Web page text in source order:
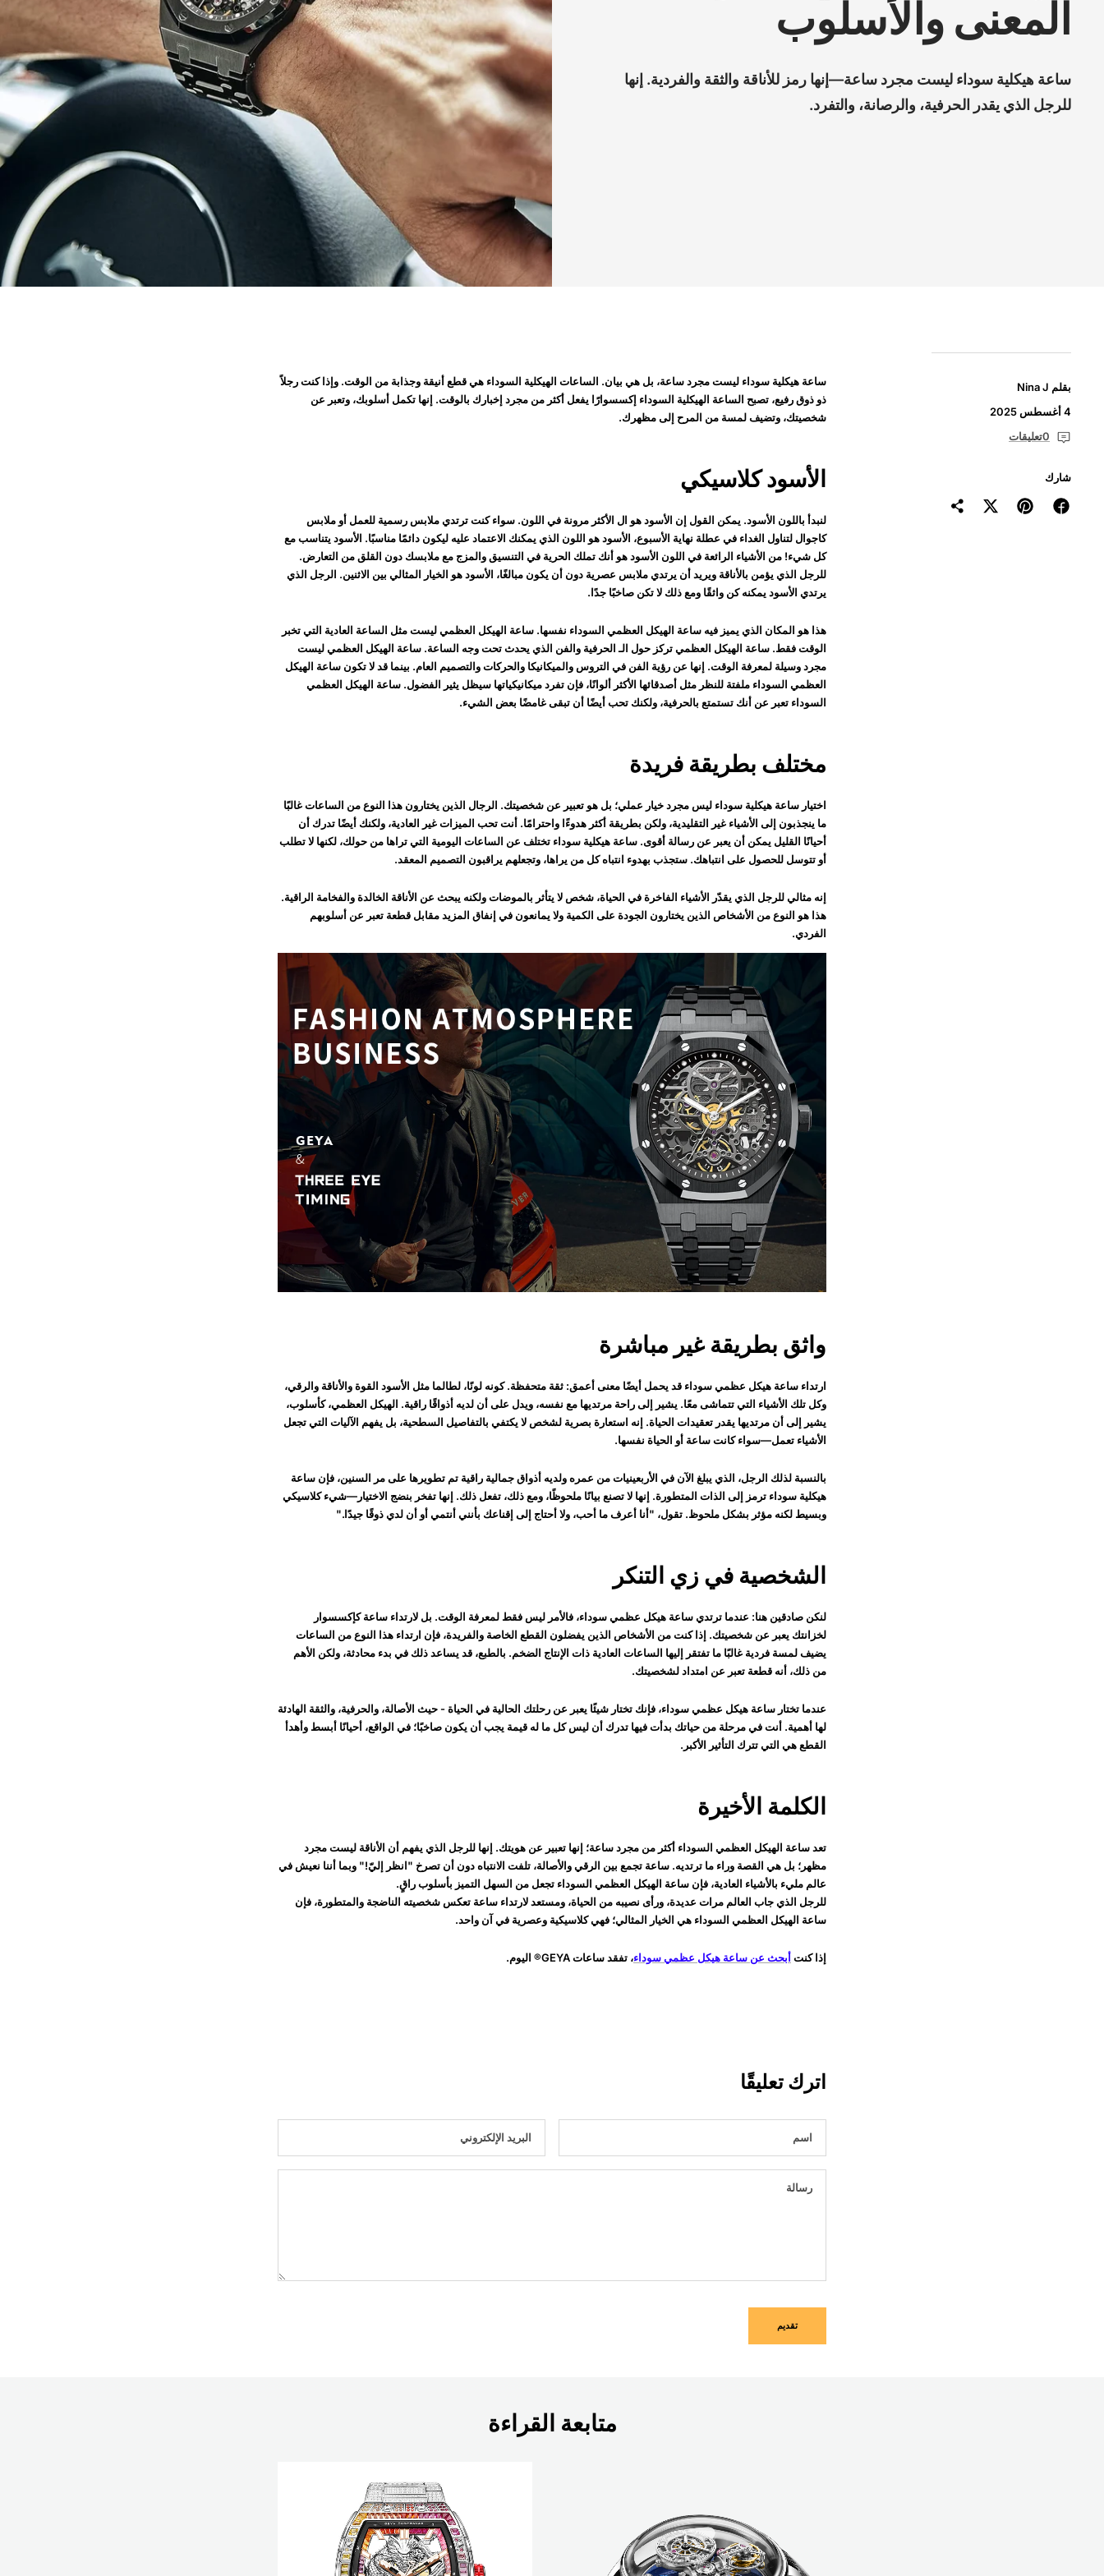
المعنى والأسلوب
ساعة هيكلية سوداء ليست مجرد ساعة—إنها رمز للأناقة والثقة والفردية. إنها
للرجل الذي يقدر الحرفية، والرصانة، والتفرد.
بقلم Nina J
4 أغسطس 2025
0تعليقات
شارك
ساعة هيكلية سوداء ليست مجرد ساعة، بل هي بيان. الساعات الهيكلية السوداء هي قطع أنيقة وجذابة من الوقت. وإذا كنت رجلاً
ذو ذوق رفيع، تصبح الساعة الهيكلية السوداء إكسسوارًا يفعل أكثر من مجرد إخبارك بالوقت. إنها تكمل أسلوبك، وتعبر عن
شخصيتك، وتضيف لمسة من المرح إلى مظهرك.
الأسود كلاسيكي
لنبدأ باللون الأسود. يمكن القول إن الأسود هو ال الأكثر مرونة في اللون. سواء كنت ترتدي ملابس رسمية للعمل أو ملابس
كاجوال لتناول الغداء في عطلة نهاية الأسبوع، الأسود هو اللون الذي يمكنك الاعتماد عليه ليكون دائمًا مناسبًا. الأسود يتناسب مع
كل شيء! من الأشياء الرائعة في اللون الأسود هو أنك تملك الحرية في التنسيق والمزج مع ملابسك دون القلق من التعارض.
للرجل الذي يؤمن بالأناقة ويريد أن يرتدي ملابس عصرية دون أن يكون مبالغًا، الأسود هو الخيار المثالي بين الاثنين. الرجل الذي
يرتدي الأسود يمكنهكن واثقًا ومع ذلك لا تكن صاخبًا جدًا.
هذا هو المكان الذي يميز فيه ساعة الهيكل العظمي السوداء نفسها. ساعة الهيكل العظمي ليست مثل الساعة العادية التي تخبر
الوقت فقط. ساعة الهيكل العظمي تركز حول الـ الحرفية والفن الذي يحدث تحت وجه الساعة. ساعة الهيكل العظمي ليست
مجرد وسيلة لمعرفة الوقت. إنها عن رؤية الفن في التروس والميكانيكا والحركات والتصميم العام. بينما قد لا تكون ساعة الهيكل
العظمي السوداء ملفتة للنظر مثل أصدقائها الأكثر ألوانًا، فإن تفرد ميكانيكياتها سيظل يثير الفضول. ساعة الهيكل العظمي
السوداء تعبر عن أنك تستمتع بالحرفية، ولكنك تحب أيضًا أن تبقى غامضًا بعض الشيء.
مختلف بطريقة فريدة
اختيار ساعة هيكلية سوداء ليس مجرد خيار عملي؛ بل هو تعبير عن شخصيتك. الرجال الذين يختارون هذا النوع من الساعات غالبًا
ما ينجذبون إلى الأشياء غير التقليدية، ولكن بطريقة أكثر هدوءًا واحترامًا. أنت تحب الميزات غير العادية، ولكنك أيضًا تدرك أن
أحيانًا القليل يمكن أن يعبر عن رسالة أقوى. ساعة هيكلية سوداء تختلف عن الساعات اليومية التي تراها من حولك، لكنها لا تطلب
أو تتوسل للحصول على انتباهك. ستجذب بهدوء انتباه كل من يراها، وتجعلهم يراقبون التصميم المعقد.
إنه مثالي للرجل الذي يقدّر الأشياء الفاخرة في الحياة، شخص لا يتأثر بالموضات ولكنه يبحث عن الأناقة الخالدة والفخامة الراقية.
هذا هو النوع من الأشخاص الذين يختارون الجودة على الكمية ولا يمانعون في إنفاق المزيد مقابل قطعة تعبر عن أسلوبهم
الفردي.
واثق بطريقة غير مباشرة
ارتداء ساعة هيكل عظمي سوداء قد يحمل أيضًا معنى أعمق: ثقة متحفظة. كونه لونًا، لطالما مثل الأسود القوة والأناقة والرقي،
وكل تلك الأشياء التي تتماشى معًا. يشير إلى راحة مرتديها مع نفسه، ويدل على أن لديه أذواقًا راقية. الهيكل العظمي، كأسلوب،
يشير إلى أن مرتديها يقدر تعقيدات الحياة. إنه استعارة بصرية لشخص لا يكتفي بالتفاصيل السطحية، بل يفهم الآليات التي تجعل
الأشياء تعمل—سواء كانت ساعة أو الحياة نفسها.
بالنسبة لذلك الرجل، الذي يبلغ الآن في الأربعينيات من عمره ولديه أذواق جمالية راقية تم تطويرها على مر السنين، فإن ساعة
هيكلية سوداء ترمز إلى الذات المتطورة. إنها لا تصنع بيانًا ملحوظًا، ومع ذلك، تفعل ذلك. إنها تفخر بنضج الاختيار—شيء كلاسيكي
وبسيط لكنه مؤثر بشكل ملحوظ. تقول، "أنا أعرف ما أحب، ولا أحتاج إلى إقناعك بأنني أنتمي أو أن لدي ذوقًا جيدًا."
الشخصية في زي التنكر
لنكن صادقين هنا: عندما ترتدي ساعة هيكل عظمي سوداء، فالأمر ليس فقط لمعرفة الوقت. بل لارتداء ساعة كإكسسوار
لخزانتك يعبر عن شخصيتك. إذا كنت من الأشخاص الذين يفضلون القطع الخاصة والفريدة، فإن ارتداء هذا النوع من الساعات
يضيف لمسة فردية غالبًا ما تفتقر إليها الساعات العادية ذات الإنتاج الضخم. بالطبع، قد يساعد ذلك في بدء محادثة، ولكن الأهم
من ذلك، أنه قطعة تعبر عن امتداد لشخصيتك.
عندما تختار ساعة هيكل عظمي سوداء، فإنك تختار شيئًا يعبر عن رحلتك الحالية في الحياة - حيث الأصالة، والحرفية، والثقة الهادئة
لها أهمية. أنت في مرحلة من حياتك بدأت فيها تدرك أن ليس كل ما له قيمة يجب أن يكون صاخبًا؛ في الواقع، أحيانًا أبسط وأهدأ
القطع هي التي تترك التأثير الأكبر.
الكلمة الأخيرة
تعد ساعة الهيكل العظمي السوداء أكثر من مجرد ساعة؛ إنها تعبير عن هويتك. إنها للرجل الذي يفهم أن الأناقة ليست مجرد
مظهر؛ بل هي القصة وراء ما ترتديه. ساعة تجمع بين الرقي والأصالة، تلفت الانتباه دون أن تصرخ "انظر إليّ!" وبما أننا نعيش في
عالم مليء بالأشياء العادية، فإن ساعة الهيكل العظمي السوداء تجعل من السهل التميز بأسلوب راقٍ.
للرجل الذي جاب العالم مرات عديدة، ورأى نصيبه من الحياة، ومستعد لارتداء ساعة تعكس شخصيته الناضجة والمتطورة، فإن
ساعة الهيكل العظمي السوداء هي الخيار المثالي؛ فهي كلاسيكية وعصرية في آن واحد.
إذا كنتأبحث عن ساعة هيكل عظمي سوداء، تفقد ساعات GEYA® اليوم.
اترك تعليقًا
اسم البريد الإلكتروني
رسالة
تقديم
متابعة القراءة